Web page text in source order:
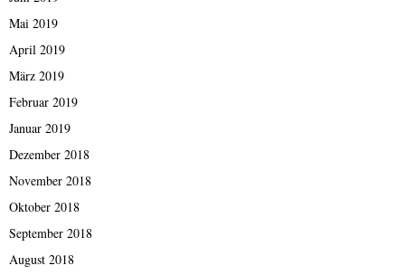
Mai 2019
April 2019
März 2019
Februar 2019
Januar 2019
Dezember 2018
November 2018
Oktober 2018
September 2018
August 2018